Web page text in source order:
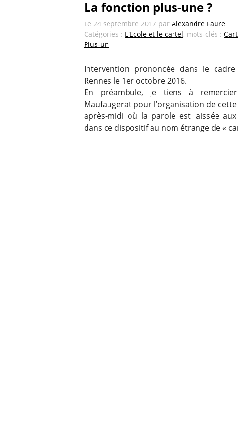
La fonction plus-une ?
Le 24 septembre 2017 par Alexandre Faure
Catégories : L'Ecole et le cartel, mots-clés :
Plus-un
Intervention prononcée dans le
Rennes le 1er octobre 2016.
En préambule, je tiens à
Maufaugerat pour l’organisation de
après-midi où la parole est laissée
dans ce dispositif au nom étrange de «